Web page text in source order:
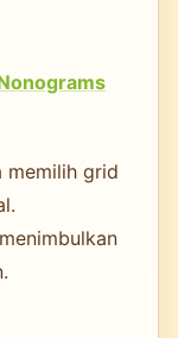
memilih grid